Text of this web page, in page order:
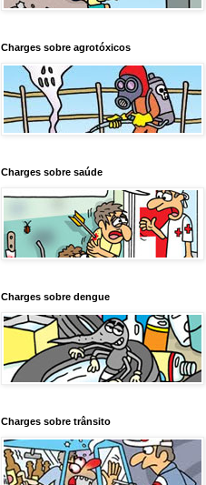
Charges sobre agrotóxicos
Charges sobre saúde
Charges sobre dengue
Charges sobre trânsito